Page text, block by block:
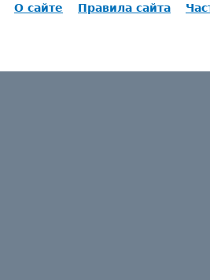
О сайте Правила сайта